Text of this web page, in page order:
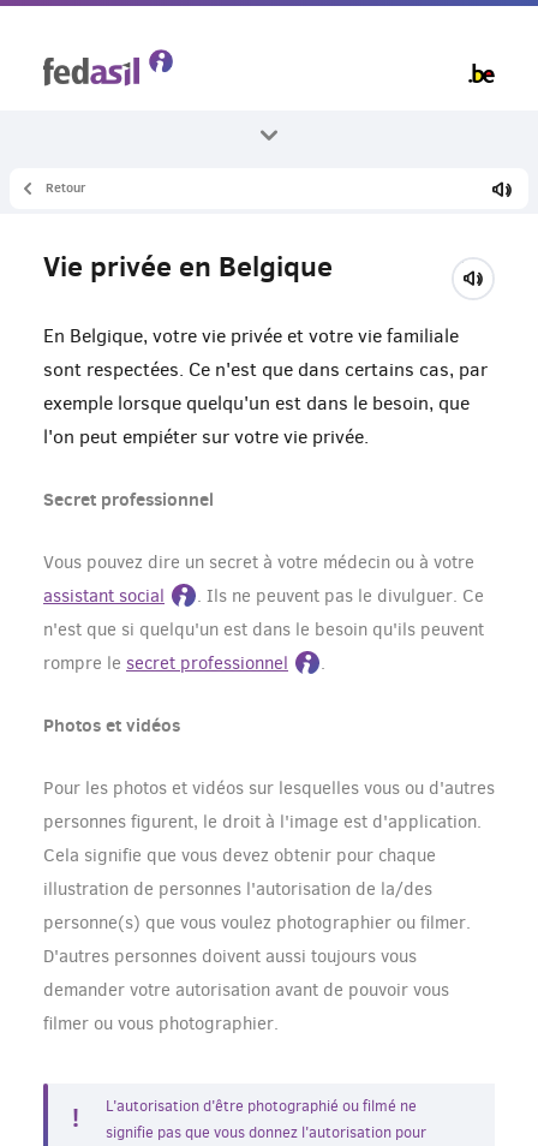
Tous les thèmes
Vivre ensemble
Retour
Vie privée en Belgique
En Belgique, votre vie privée et votre vie familiale
sont respectées. Ce n'est que dans certains cas, par
exemple lorsque quelqu'un est dans le besoin, que
l'on peut empiéter sur votre vie privée.
Secret professionnel
Vous pouvez dire un secret à votre médecin ou à votre
assistant social
. Ils ne peuvent pas le divulguer. Ce
n'est que si quelqu'un est dans le besoin qu'ils peuvent
rompre le secret professionnel .
Photos et vidéos
Pour les photos et vidéos sur lesquelles vous ou d'autres
personnes figurent, le droit à l'image est d'application.
Cela signifie que vous devez obtenir pour chaque
illustration de personnes l'autorisation de la/des
personne(s) que vous voulez photographier ou filmer.
D'autres personnes doivent aussi toujours vous
demander votre autorisation avant de pouvoir vous
filmer ou vous photographier.
L'autorisation d'être photographié ou filmé ne
signifie pas que vous donnez l'autorisation pour